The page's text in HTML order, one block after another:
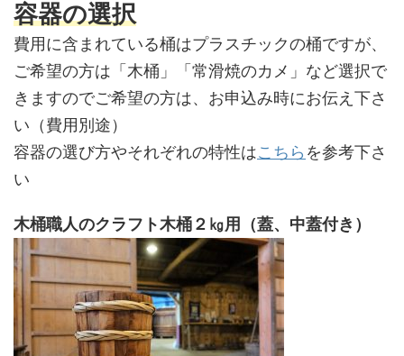
容器の選択
費用に含まれている桶はプラスチックの桶ですが、
ご希望の方は「木桶」「常滑焼のカメ」など選択で
きますのでご希望の方は、お申込み時にお伝え下さ
い（費用別途）
容器の選び方やそれぞれの特性はこちら を参考下さ
い
木桶職人のクラフト木桶２㎏用（蓋、中蓋付き）